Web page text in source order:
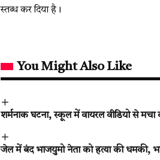
स्तब्ध कर दिया है।
You Might Also Like
शर्मनाक घटना, स्कूल में वायरल वीडियो से मचा
जेल में बंद भाजयुमो नेता को हत्या की धमकी,